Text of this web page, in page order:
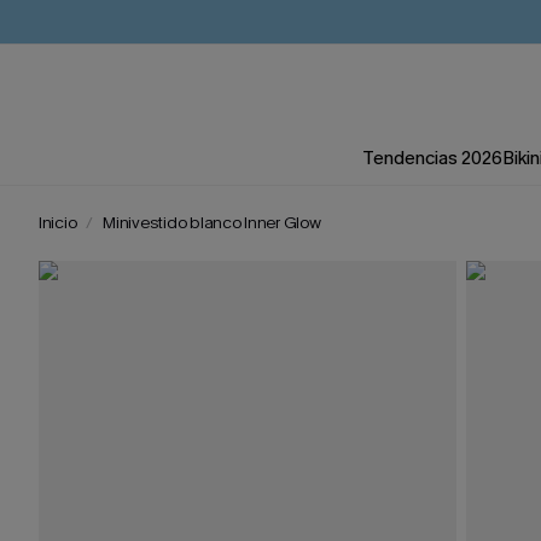
Tendencias 2026
Inicio Minivestido blanco Inner Glow